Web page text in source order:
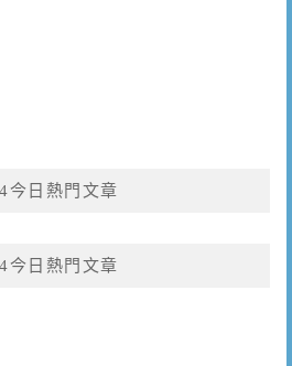
今日熱門文章
今日熱門文章